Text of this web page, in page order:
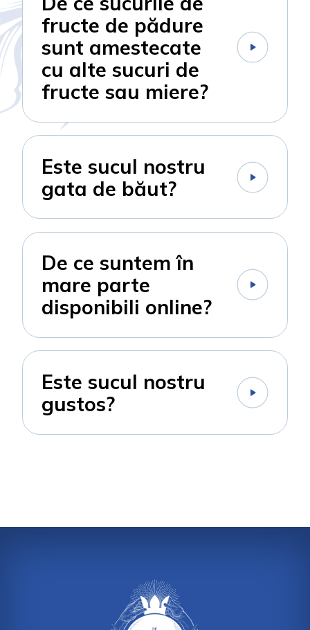
100%
100%
fructe de pădure
sunt amestecate
cu alte sucuri de
fructe sau miere?
Este sucul nostru
gata de băut?
De ce suntem în
mare parte
disponibili online?
Este sucul nostru
gustos?